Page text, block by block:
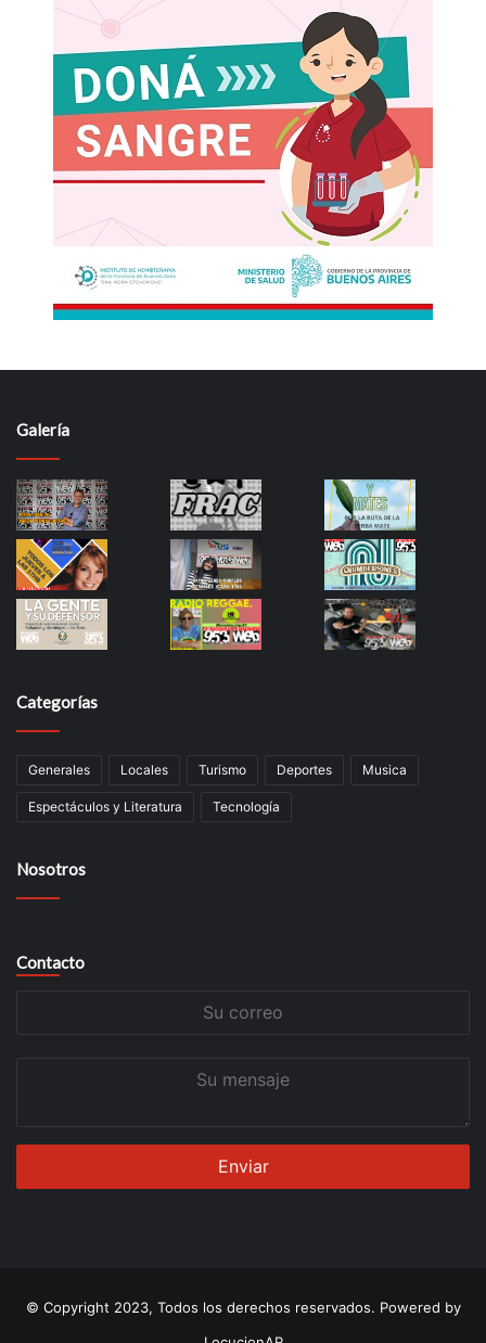
Galería
Categorías
Generales Locales Turismo Deportes Musica
Espectáculos y Literatura Tecnología
Nosotros
Contacto
© Copyright 2023, Todos los derechos reservados. Powered by